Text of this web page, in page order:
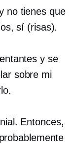
no tienes que
sí (risas).
y se
sobre mi
Entonces,